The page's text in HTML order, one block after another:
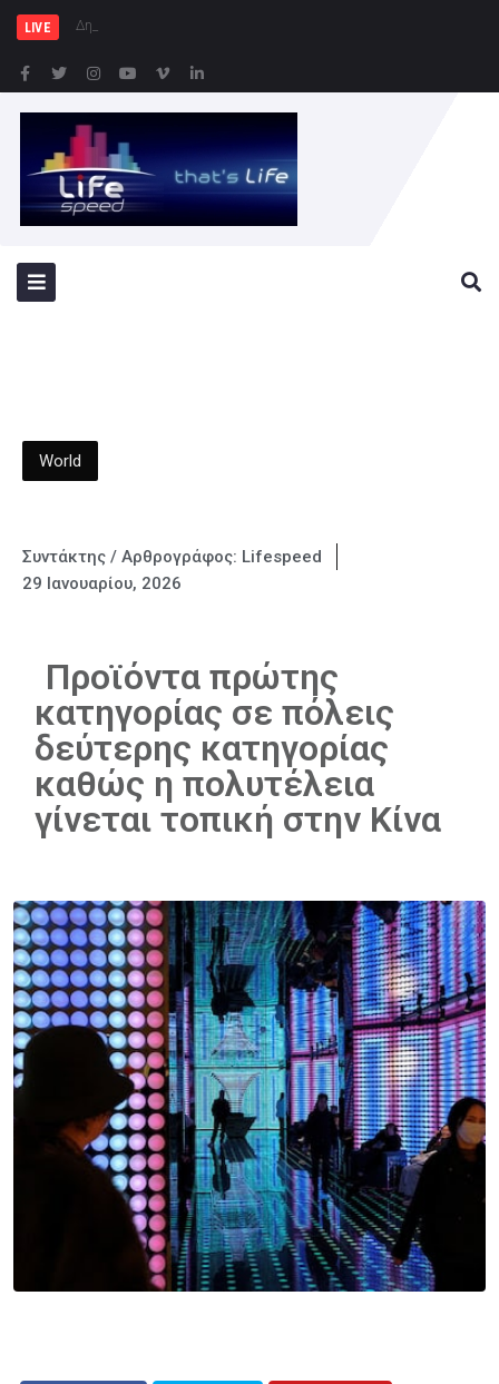
LIVE Δημιουργία Παρατηρητηρίου
World
Συντάκτης / Αρθρογράφος: Lifespeed
29 Ιανουαρίου, 2026
Προϊόντα πρώτης
κατηγορίας σε πόλεις
δεύτερης κατηγορίας
καθώς η πολυτέλεια
γίνεται τοπική στην Κίνα